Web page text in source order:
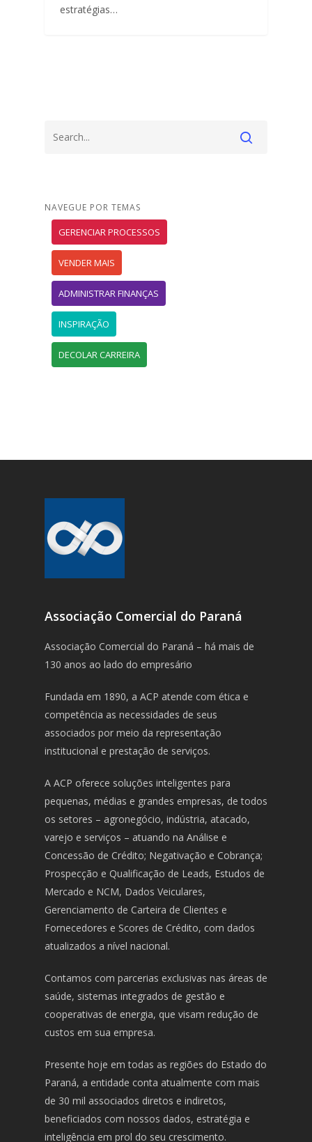
estratégias…
NAVEGUE POR TEMAS
GERENCIAR PROCESSOS
VENDER MAIS
ADMINISTRAR FINANÇAS
INSPIRAÇÃO
DECOLAR CARREIRA
Associação Comercial do Paraná
Associação Comercial do Paraná – há mais de
130 anos ao lado do empresário
Fundada em 1890, a ACP atende com ética e
competência as necessidades de seus
associados por meio da representação
institucional e prestação de serviços.
A ACP oferece soluções inteligentes para
pequenas, médias e grandes empresas, de todos
os setores – agronegócio, indústria, atacado,
varejo e serviços – atuando na Análise e
Concessão de Crédito; Negativação e Cobrança;
Prospecção e Qualificação de Leads, Estudos de
Mercado e NCM, Dados Veiculares,
Gerenciamento de Carteira de Clientes e
Fornecedores e Scores de Crédito, com dados
atualizados a nível nacional.
Contamos com parcerias exclusivas nas áreas de
saúde, sistemas integrados de gestão e
cooperativas de energia, que visam redução de
custos em sua empresa.
Presente hoje em todas as regiões do Estado do
Paraná, a entidade conta atualmente com mais
de 30 mil associados diretos e indiretos,
beneficiados com nossos dados, estratégia e
inteligência em prol do seu crescimento.